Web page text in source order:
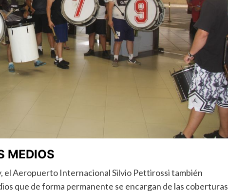
MEDIOS
el Aeropuerto Internacional Silvio Pettirossi también
que de forma permanente se encargan de las coberturas